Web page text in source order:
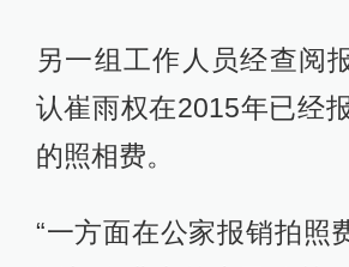
另一组工作人员经查阅
认崔雨权在2015年已经
的照相费。
“一方面在公家报销拍照